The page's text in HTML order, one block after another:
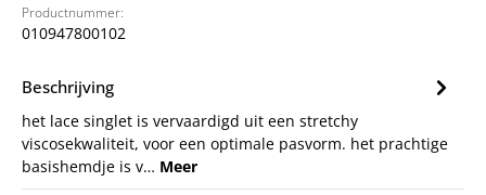
Productnummer:
010947800102
Beschrijving
het lace singlet is vervaardigd uit een stretchy
viscosekwaliteit, voor een optimale pasvorm. het prachtige
basishemdje is v… Meer